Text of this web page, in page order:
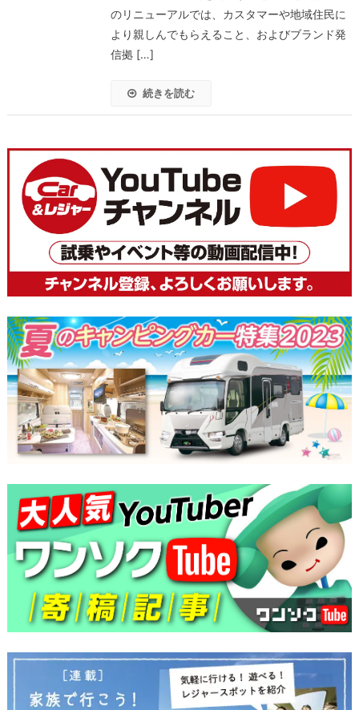
のリニューアルでは、カスタマーや地域住民に
より親しんでもらえること、およびブランド発
信拠 […]
続きを読む